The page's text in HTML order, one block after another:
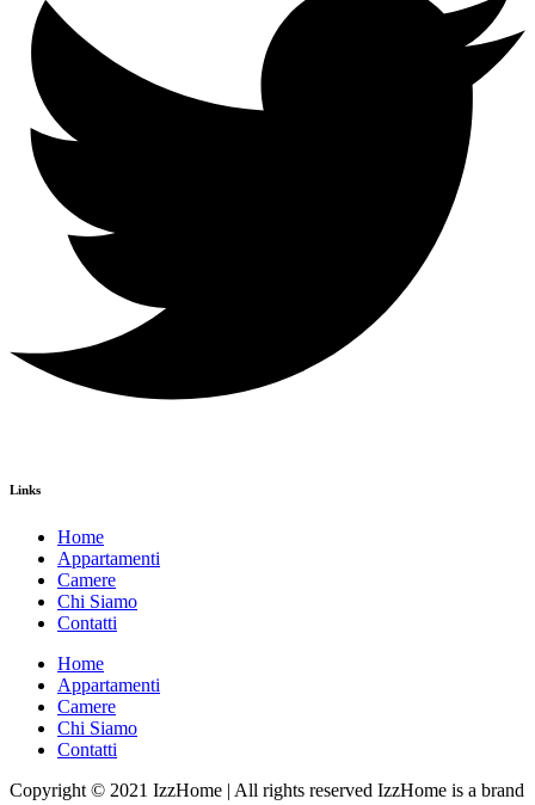
Links
Home
Appartamenti
Camere
Chi Siamo
Contatti
Home
Appartamenti
Camere
Chi Siamo
Contatti
Copyright © 2021 IzzHome | All rights reserved IzzHome is a brand